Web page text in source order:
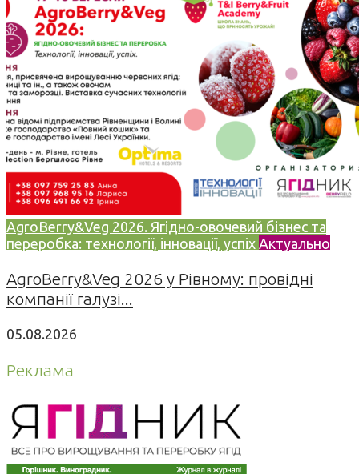
AgroBerry&Veg 2026. Ягідно-овочевий бізнес та
переробка: технології, інновації, успіх Актуально
AgroBerry&Veg 2026 у Рівному: провідні
компанії галузі...
05.08.2026
Реклама